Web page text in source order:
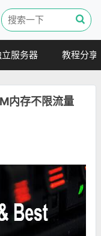
服务器 教程分享
建站教程
内存不限流量